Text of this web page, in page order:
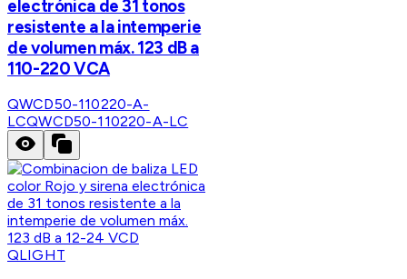
electrónica de 31 tonos
resistente a la intemperie
de volumen máx. 123 dB a
110-220 VCA
QWCD50-110220-A-
LCQWCD50-110220-A-LC
QLIGHT